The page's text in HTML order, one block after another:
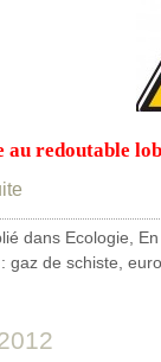
au redoutable
dans Ecologie
gaz de schiste